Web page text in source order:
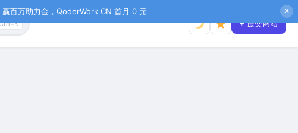
百万助力金，QoderWork CN 首月 0 元 ✕
+ 提交网站